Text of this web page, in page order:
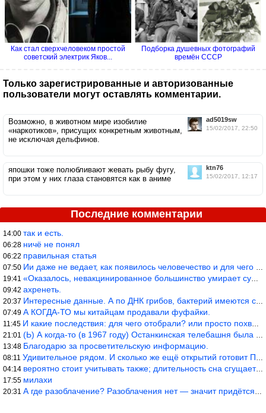
Как стал сверхчеловеком простой
советский электрик Яков...
Подборка душевных фотографий
времён СССР
Только зарегистрированные и авторизованные
пользователи могут оставлять комментарии.
ad5019sw
15/02/2017, 22:50
Возможно, в животном мире изобилие
«наркотиков», присущих конкретным животным,
не исключая дельфинов.
ktn76
15/02/2017, 12:17
япошки тоже полюбливают жевать рыбу фугу,
при этом у них глаза становятся как в аниме
Последние комментарии
14:00 так и есть.
06:28 ничё не понял
06:22 правильная статья
07:50 Ии даже не ведает, как появилось человечество и для чего оно сущ
19:41 «Оказалось, невакцинированное большинство умирает существенно ча
09:42 ахренеть.
20:37 Интересные данные. А по ДНК грибов, бактерий имеются сведения из
07:49 А КОГДА-ТО мы китайцам продавали фуфайки.
11:45 И какие последствия: для чего отобрали? или просто похвастались.
21:01 (Ь) А когда-то (в 1967 году) Останкинская телебашня была самым в
13:48 Благодарю за просветительскую информацию.
08:11 Удивительное рядом. И сколько же ещё открытий готовит Просвещень
04:14 вероятно стоит учитывать также; длительность сна сгущает кровото
17:55 милахи
20:31 А где разоблачение? Разоблачения нет — значит придётся принять к